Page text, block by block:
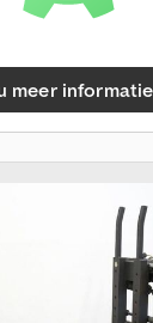
meer informatie